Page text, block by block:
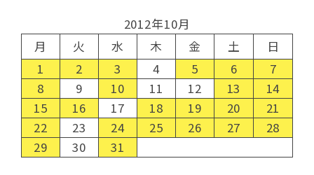
2012年10月
月
火 水 木 金 土
日
1
2 3 4 5 6
7
8
9 10 11 12 13
14
15
16 17 18 19 20
21
22
23 24 25 26 27
28
29
30 31